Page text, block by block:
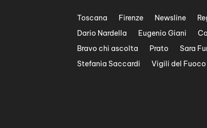
Toscana Firenze Newsline
Dario Nardella
Eugenio Giani
Bravo chi ascolta
Prato Sara
Stefania Saccardi
Vigili del Fuoco